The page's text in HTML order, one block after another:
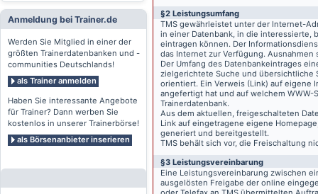
Anmeldung bei Trainer.de
Werden Sie Mitglied in einer der
größten Trainerdatenbanken und -
communities Deutschlands!
als Trainer anmelden
Haben Sie interessante Angebote
für Trainer? Dann werben Sie
kostenlos in unserer Trainerbörse!
als Börsenanbieter inserieren
§2 Leistungsumfang
TMS gewährleistet unter der Internet-
in einer Datenbank, in die interessierte,
eintragen können. Der
das Internet zur Verfügung.
Der Umfang des Datenbankeintrages
zielgerichtete Suche und übersichtliche
orientiert. Ein Verweis (Link) auf eigene
angefertigt hat und auf welchem
Trainerdatenbank.
Aus dem aktuellen, freigeschalteten
Link auf eingetragene eigene
generiert und bereitgestellt.
TMS behält sich vor, die Freischaltung
§3 Leistungsvereinbarung
Eine Leistungsvereinbarung zwischen
ausgelösten Freigabe der online